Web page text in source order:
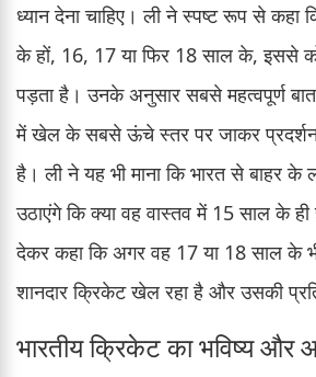
ध्यान देना चाहिए। ली ने स्पष्ट रूप से कहा
के हों, 16, 17 या फिर 18 साल के, इससे
पड़ता है। उनके अनुसार सबसे महत्वपूर्ण
में खेल के सबसे ऊंचे स्तर पर जाकर
है। ली ने यह भी माना कि भारत से बाहर
उठाएंगे कि क्या वह वास्तव में 15 साल के
देकर कहा कि अगर वह 17 या 18 साल के
शानदार क्रिकेट खेल रहा है और उसकी
भारतीय क्रिकेट का भविष्य और